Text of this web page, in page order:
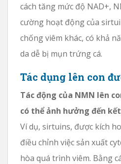
cách tăng mức độ NAD+,
cường hoạt động của
chống viêm khác, có khả
da dễ bị mụn trứng cá.
Tác dụng lên con
Tác động của NMN lên
có thể ảnh hưởng đến
Ví dụ, sirtuins, được kích
điều chỉnh việc sản xuất
hòa quá trình viêm. Bằng